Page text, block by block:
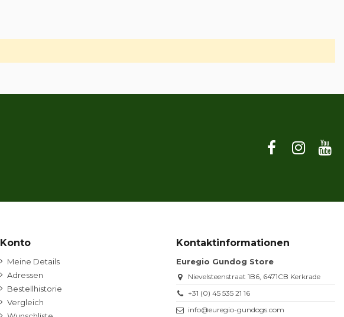
Konto
Meine Details
Adressen
Bestellhistorie
Vergleich
Kontaktinformationen
Euregio Gundog Store
Nievelsteenstraat 1B6, 6471CB Kerkrade
+31 (0) 45 535 21 16
info@euregio-gundogs.com